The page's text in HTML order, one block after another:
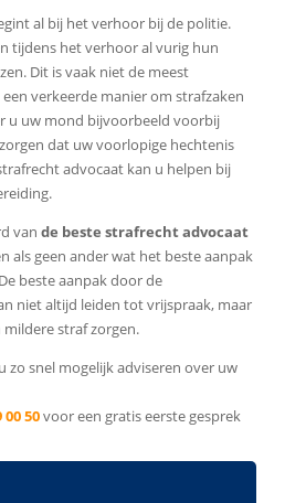
al bij het verhoor bij de politie.
tijdens het verhoor al vurig hun
Dit is vaak niet de meest
verkeerde manier om strafzaken
u uw mond bijvoorbeeld voorbij
dat uw voorlopige hechtenis
advocaat kan u helpen bij
van de beste strafrecht advocaat
als geen ander wat het beste aanpak
beste aanpak door de
niet altijd leiden tot vrijspraak, maar
straf zorgen.
zo snel mogelijk adviseren over uw
00 50voor een gratis eerste gesprek